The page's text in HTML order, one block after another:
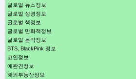
글로벌 뉴스정보
글로벌 성경정보
글로벌 책정보
글로벌 만화책정보
글로벌 음악정보
BTS, BlackPink 정보
코인정보
애완견정보
해외부동산정보